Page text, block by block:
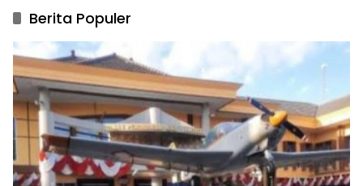
Berita Populer